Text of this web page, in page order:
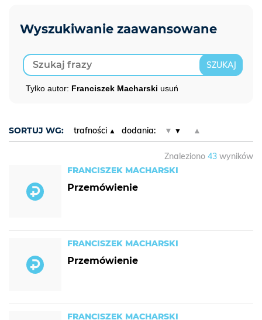
Tylko autor: Franciszek Macharski usuń
SORTUJ WG: trafności dodania: ▼ ▲
Znaleziono 43 wyników
FRANCISZEK MACHARSKI
Przemówienie
FRANCISZEK MACHARSKI
Przemówienie
FRANCISZEK MACHARSKI